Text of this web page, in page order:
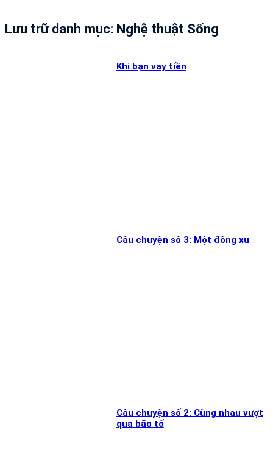
Lưu trữ danh mục: Nghệ thuật Sống
Khi bạn vay tiền
Câu chuyện số 3: Một đồng xu
Câu chuyện số 2: Cùng nhau vượt
qua bão tố